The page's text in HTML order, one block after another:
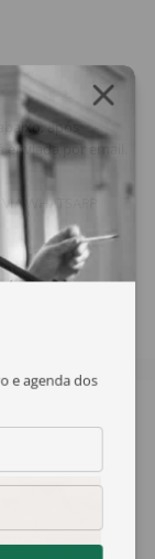
após
por email.
WHATSAPP
e agenda dos